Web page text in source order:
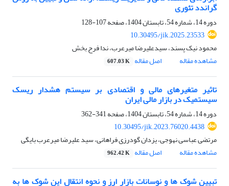
گراندد تئوری
دوره 14، شماره 54، تابستان 1404، صفحه
107-128
10.30495/jik.2025.23533
محمود نیک پسند، سیدعلیرضا میرعرب، ندا فرح بخش
مشاهده مقاله
اصل مقاله 607.03 K
تاثیر متغیرهای مالی و اقتصادی بر سیستم هشدار ریسک
سیستمیک در بازار مالی ایران
دوره 14، شماره 54، تابستان 1404، صفحه
341-362
10.30495/jik.2023.76020.4438
مرتضی عباسی نهوجی، یزدان گودرزی فراهانی، سید علیرضا میرعرب بایگی
مشاهده مقاله
اصل مقاله 962.42 K
تبیین شوک ها و نوسانات بازار ارز و نحوه انتقال این شوک ها به